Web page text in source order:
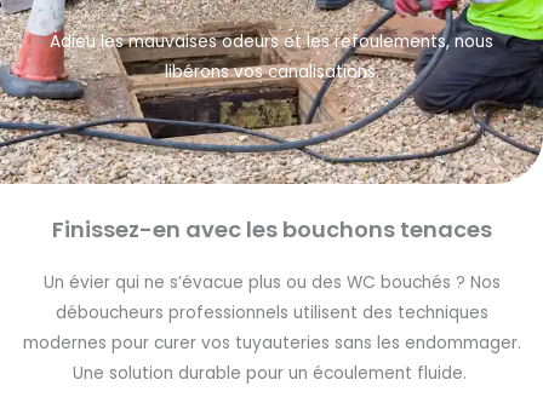
Adieu les mauvaises odeurs et les refoulements, nous
libérons vos canalisations.
Finissez-en avec les bouchons tenaces
Un évier qui ne s’évacue plus ou des WC bouchés ? Nos
déboucheurs professionnels utilisent des techniques
modernes pour curer vos tuyauteries sans les endommager.
Une solution durable pour un écoulement fluide.